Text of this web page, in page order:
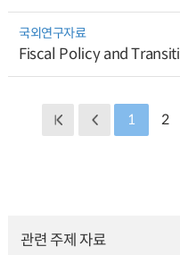
국외연구자료
Fiscal Policy and
1 2
관련 주제 자료